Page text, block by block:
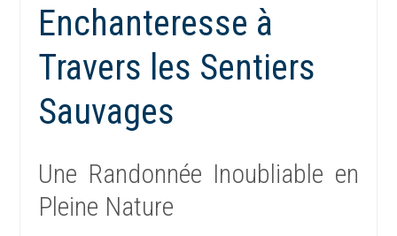
Enchanteresse à
Travers les Sentiers
Sauvages
Une Randonnée Inoubliable en
Pleine Nature